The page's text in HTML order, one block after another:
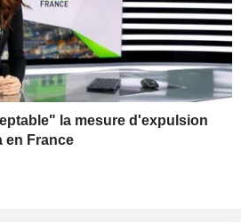
la mesure d'expulsion
en France